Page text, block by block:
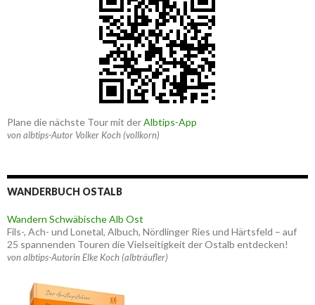
Plane die nächste Tour mit derAlbtips-App
von albtips-Autor Volker Koch (vollkorn)
WANDERBUCH OSTALB
Wandern Schwäbische Alb Ost
Fils-, Ach- und Lonetal, Albuch, Nördlinger Ries und Härtsfeld – auf
25 spannenden Touren die Vielseitigkeit der Ostalb entdecken!
von albtips-Autorin Elke Koch (albträufler)